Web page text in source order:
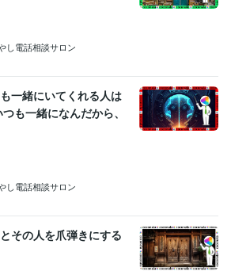
し電話相談サロン
一緒にいてくれる人は
も一緒になんだから、
し電話相談サロン
その人を爪弾きにする